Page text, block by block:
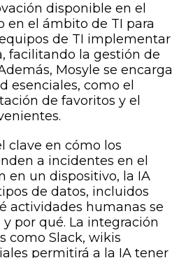
disponible en el
en el ámbito de TI para
de TI implementar
facilitando la gestión de
Mosyle se encarga
como el
de favoritos y el
clave en cómo los
a incidentes en el
en un dispositivo, la IA
de datos, incluidos
actividades humanas se
por qué. La integración
como Slack, wikis
permitirá a la IA tener